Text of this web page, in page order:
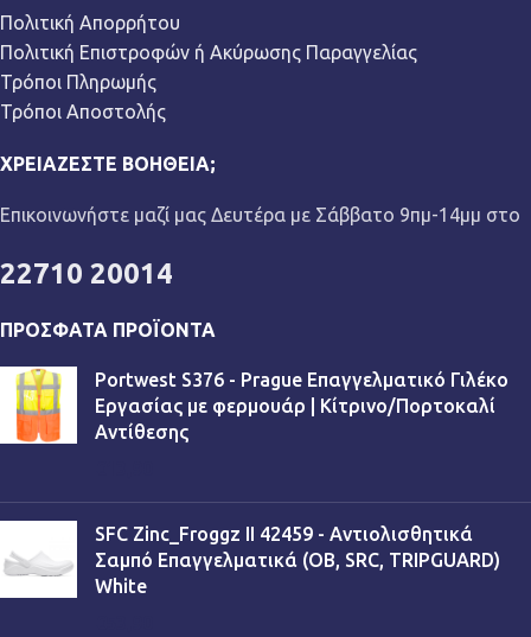
Πολιτική Απορρήτου
Πολιτική Επιστροφών ή Ακύρωσης Παραγγελίας
Τρόποι Πληρωμής
Τρόποι Αποστολής
ΧΡΕΙΆΖΕΣΤΕ ΒΟΉΘΕΙΑ;
Επικοινωνήστε μαζί μας Δευτέρα με Σάββατο 9πμ-14μμ στο
22710 20014
ΠΡΌΣΦΑΤΑ ΠΡΟΪΌΝΤΑ
Portwest S376 - Prague Επαγγελματικό Γιλέκο
Εργασίας με φερμουάρ | Κίτρινο/Πορτοκαλί
Αντίθεσης
SFC Zinc_Froggz II 42459 - Αντιολισθητικά
Σαμπό Επαγγελματικά (OB, SRC, TRIPGUARD)
White